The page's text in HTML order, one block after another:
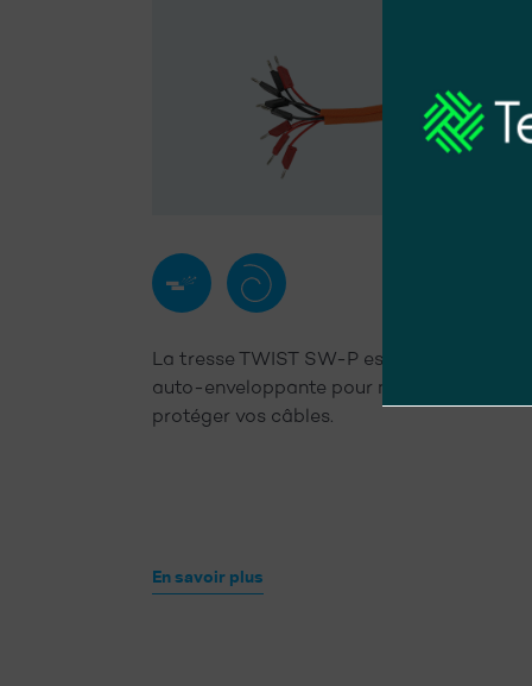
Anti-
Self-
La tresse TWIST SW-P est la solution
auto-enveloppante pour maintenir et
protéger vos câbles.
En savoir plus